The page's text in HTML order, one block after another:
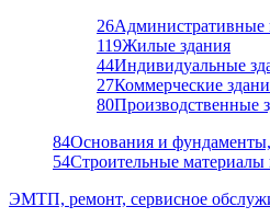
26Административные
119Жилые здания
44Индивидуальные
27Коммерческие
80Производственные
84Основания и
54Строительные материалы
ЭМТП, ремонт, сервисное